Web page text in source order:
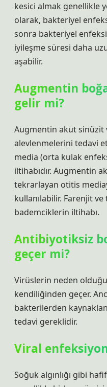
kesici almak genellikle
olarak, bakteriyel
sonra bakteriyel
iyileşme süresi daha
aşabilir.
Augmentin
gelir mi?
Augmentin akut
alevlenmelerini tedavi
media (orta kulak
iltihabıdır. Augmentin
tekrarlayan otitis
kullanılabilir. Farenjit
bademciklerin iltihabı.
Antibiyotiksiz
geçer mi?
Virüslerin neden
kendiliğinden geçer.
bakterilerden
tedavi gereklidir.
Viral
Soğuk algınlığı gibi